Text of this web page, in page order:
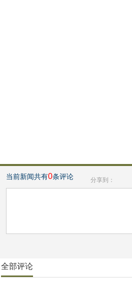
当前新闻共有0条评论 分享到：
全部评论